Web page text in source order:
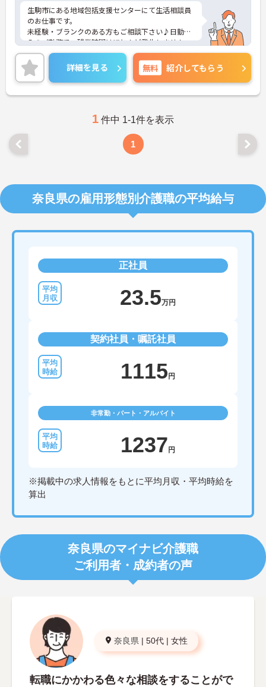
生駒市にある地域包括支援センターにて生活相談員
のお仕事です。
未経験・ブランクのある方もご相談下さい♪日勤の
みのご勤務で、残業時間はほとんど発生しません。
プライベートとメリハリをつけてご勤務できます。
独身寮や保育所（日勤のみ）など福利厚生もたいへ
ん充実しており魅力的な求人です！
ご興味がある方は是非一度マイナビまでお問い合わ
せください。さらに詳細などお伝えします！
詳細を見る 無料 紹介してもらう
1 件中 1-1件を表示
1
奈良県の雇用形態別介護職の平均給与
正社員
23.5万円
契約社員・嘱託社員
1115 円
非常勤・パート・アルバイト
1237 円
※掲載中の求人情報をもとに平均月収・平均時給を
算出
奈良県のマイナビ介護職
ご利用者・成約者の声
奈良県 | 50代 | 女性
転職にかかわる色々な相談をすることがで